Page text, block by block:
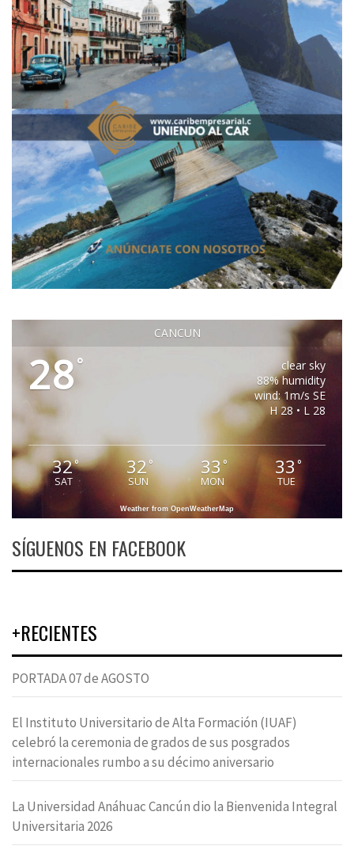
CANCUN
28°
clear sky
88% humidity
wind: 1m/s SE
H 28 • L 28
32°
SAT
32°
SUN
33 °
MON
33°
TUE
Weather from OpenWeatherMap
SÍGUENOS EN FACEBOOK
+RECIENTES
PORTADA 07 de AGOSTO
El Instituto Universitario de Alta Formación (IUAF)
celebró la ceremonia de grados de sus posgrados
internacionales rumbo a su décimo aniversario
La Universidad Anáhuac Cancún dio la Bienvenida Integral
Universitaria 2026